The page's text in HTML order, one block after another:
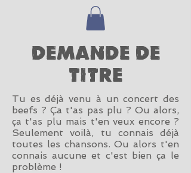
Demande de
titre
Tu es déjà venu à un concert des
beefs ? Ça t'as pas plu ? Ou alors,
ça t'as plu mais t'en veux encore ?
Seulement voilà, tu connais déjà
toutes les chansons. Ou alors t'en
connais aucune et c'est bien ça le
problème !